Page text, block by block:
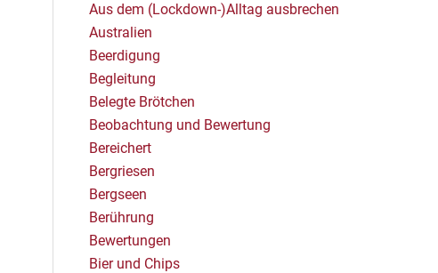
Aus dem (Lockdown-)Alltag ausbrechen
Australien
Beerdigung
Begleitung
Belegte Brötchen
Beobachtung und Bewertung
Bereichert
Bergriesen
Bergseen
Berührung
Bewertungen
Bier und Chips